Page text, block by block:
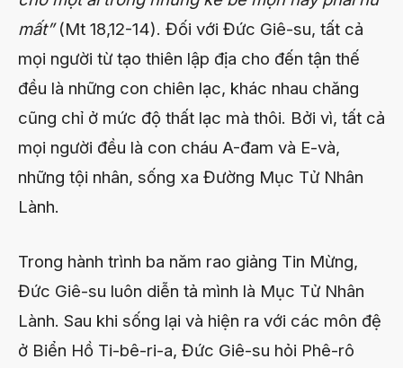
mất”(Mt 18,12-14). Đối với Đức Giê-su, tất cả
mọi người từ tạo thiên lập địa cho đến tận thế
đều là những con chiên lạc, khác nhau chăng
cũng chỉ ở mức độ thất lạc mà thôi. Bởi vì, tất cả
mọi người đều là con cháu A-đam và E-và,
những tội nhân, sống xa Đường Mục Tử Nhân
Lành.
Trong hành trình ba năm rao giảng Tin Mừng,
Đức Giê-su luôn diễn tả mình là Mục Tử Nhân
Lành. Sau khi sống lại và hiện ra với các môn đệ
ở Biển Hồ Ti-bê-ri-a, Đức Giê-su hỏi Phê-rô